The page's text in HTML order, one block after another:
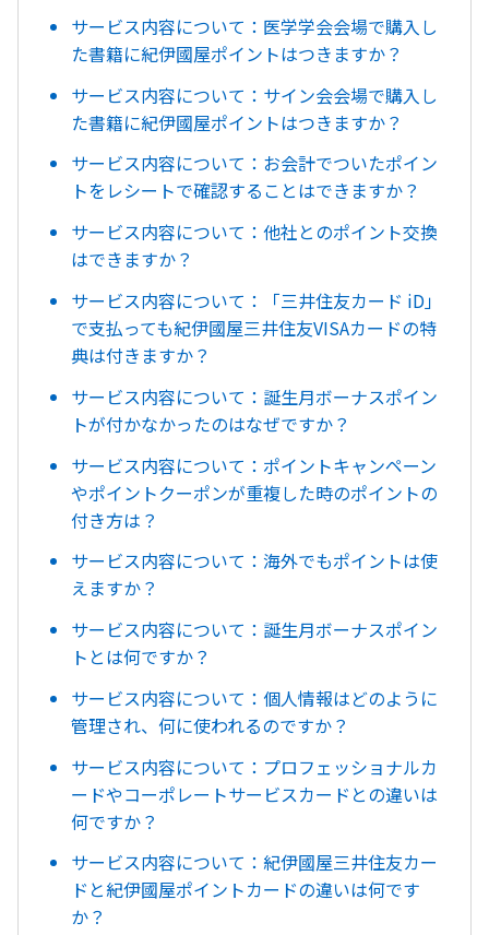
サービス内容について：医学学会会場で購入し
た書籍に紀伊國屋ポイントはつきますか？
サービス内容について：サイン会会場で購入し
た書籍に紀伊國屋ポイントはつきますか？
サービス内容について：お会計でついたポイン
トをレシートで確認することはできますか？
サービス内容について：他社とのポイント交換
はできますか？
サービス内容について：「三井住友カード iD」
で支払っても紀伊國屋三井住友VISAカードの特
典は付きますか？
サービス内容について：誕生月ボーナスポイン
トが付かなかったのはなぜですか？
サービス内容について：ポイントキャンペーン
やポイントクーポンが重複した時のポイントの
付き方は？
サービス内容について：海外でもポイントは使
えますか？
サービス内容について：誕生月ボーナスポイン
トとは何ですか？
サービス内容について：個人情報はどのように
管理され、何に使われるのですか？
サービス内容について：プロフェッショナルカ
ードやコーポレートサービスカードとの違いは
何ですか？
サービス内容について：紀伊國屋三井住友カー
ドと紀伊國屋ポイントカードの違いは何です
か？